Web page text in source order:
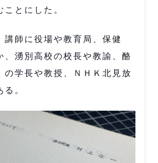
ことにした。
師に役場や教育局、保健
、湧別高校の校長や教諭、酪
の学長や教授、ＮＨＫ北見放
。